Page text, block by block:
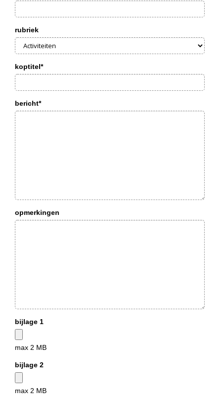
rubriek
koptitel*
bericht*
opmerkingen
bijlage 1
max 2 MB
bijlage 2
max 2 MB